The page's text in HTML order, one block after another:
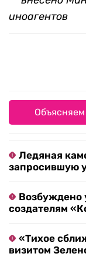
иноагентов
Объясняем
Ледяная
запросившую
Возбуждено
создателям
«Тихое
визитом